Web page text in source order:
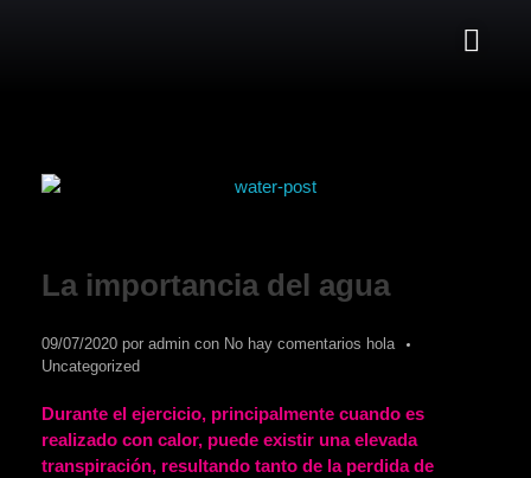
La importancia del agua
09/07/2020 por admin con No hay comentarios hola
Uncategorized
Durante el ejercicio, principalmente cuando es
realizado con calor, puede existir una elevada
transpiración, resultando tanto de la perdida de